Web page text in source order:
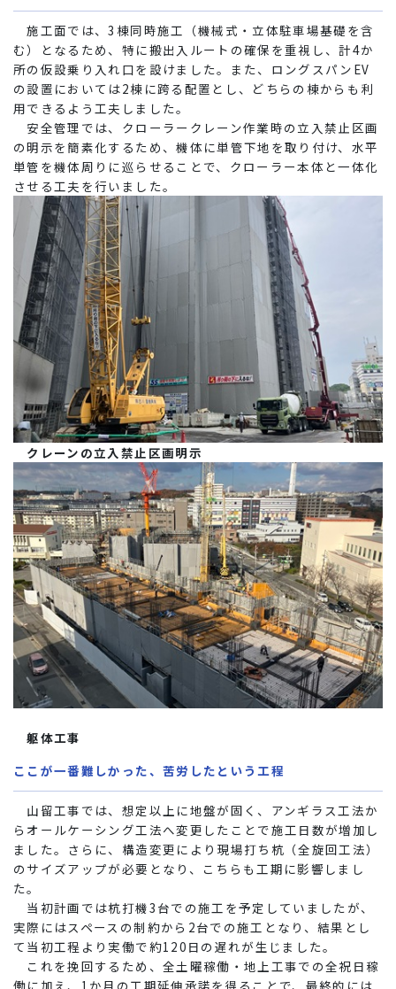
施工面では、3棟同時施工（機械式・立体駐車場基礎を含
む）となるため、特に搬出入ルートの確保を重視し、計4か
所の仮設乗り入れ口を設けました。また、ロングスパンEV
の設置においては2棟に跨る配置とし、どちらの棟からも利
用できるよう工夫しました。
安全管理では、クローラークレーン作業時の立入禁止区画
の明示を簡素化するため、機体に単管下地を取り付け、水平
単管を機体周りに巡らせることで、クローラー本体と一体化
させる工夫を行いました。
クレーンの立入禁止区画明示
躯体工事
ここが一番難しかった、苦労したという工程
山留工事では、想定以上に地盤が固く、アンギラス工法か
らオールケーシング工法へ変更したことで施工日数が増加し
ました。さらに、構造変更により現場打ち杭（全旋回工法）
のサイズアップが必要となり、こちらも工期に影響しまし
た。
当初計画では杭打機3台での施工を予定していましたが、
実際にはスペースの制約から2台での施工となり、結果とし
て当初工程より実働で約120日の遅れが生じました。
これを挽回するため、全土曜稼働・地上工事での全祝日稼